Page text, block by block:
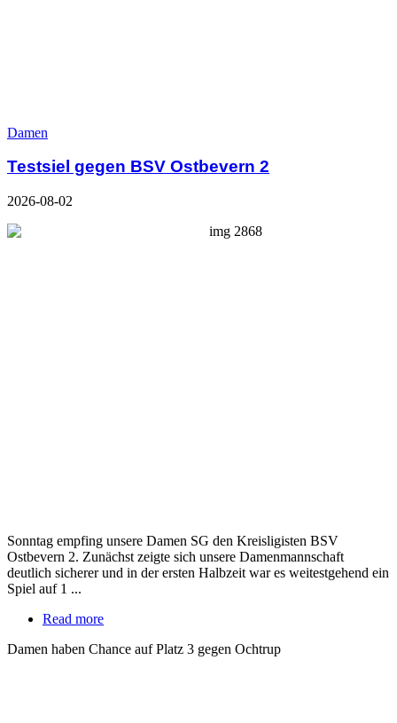
Damen
Testsiel gegen BSV Ostbevern 2
2026-08-02
Sonntag empfing unsere Damen SG den Kreisligisten BSV
Ostbevern 2. Zunächst zeigte sich unsere Damenmannschaft
deutlich sicherer und in der ersten Halbzeit war es weitestgehend ein
Spiel auf 1 ...
Read more
Damen haben Chance auf Platz 3 gegen Ochtrup